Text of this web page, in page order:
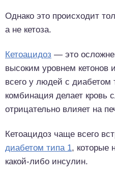
Однако это происходит
а не кетоза.
Кетоацидоз — это
высоким уровнем кетонов
всего у людей с диабетом
комбинация делает кровь
отрицательно влияет на
Кетоацидоз чаще всего
диабетом типа 1, которые
какой-либо инсулин.